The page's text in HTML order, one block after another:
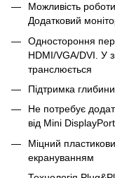
Можливість
Додатковий
Одностороння
HDMI/VGA/DVI. У
транслюється
Підтримка
Не потребує
від Mini DisplayPort
Міцний
екрануванням